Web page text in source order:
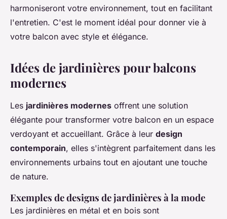
harmoniseront votre environnement, tout en facilitant
l'entretien. C'est le moment idéal pour donner vie à
votre balcon avec style et élégance.
Idées de jardinières pour balcons
modernes
Les jardinières modernes offrent une solution
élégante pour transformer votre balcon en un espace
verdoyant et accueillant. Grâce à leur design
contemporain, elles s'intègrent parfaitement dans les
environnements urbains tout en ajoutant une touche
de nature.
Exemples de designs de jardinières à la mode
Les jardinières en métal et en bois sont